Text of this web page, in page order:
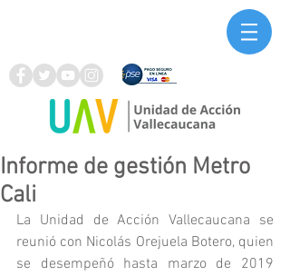
Informe de gestión Metro
Cali
La Unidad de Acción Vallecaucana se
reunió con Nicolás Orejuela Botero, quien
se desempeñó hasta marzo de 2019